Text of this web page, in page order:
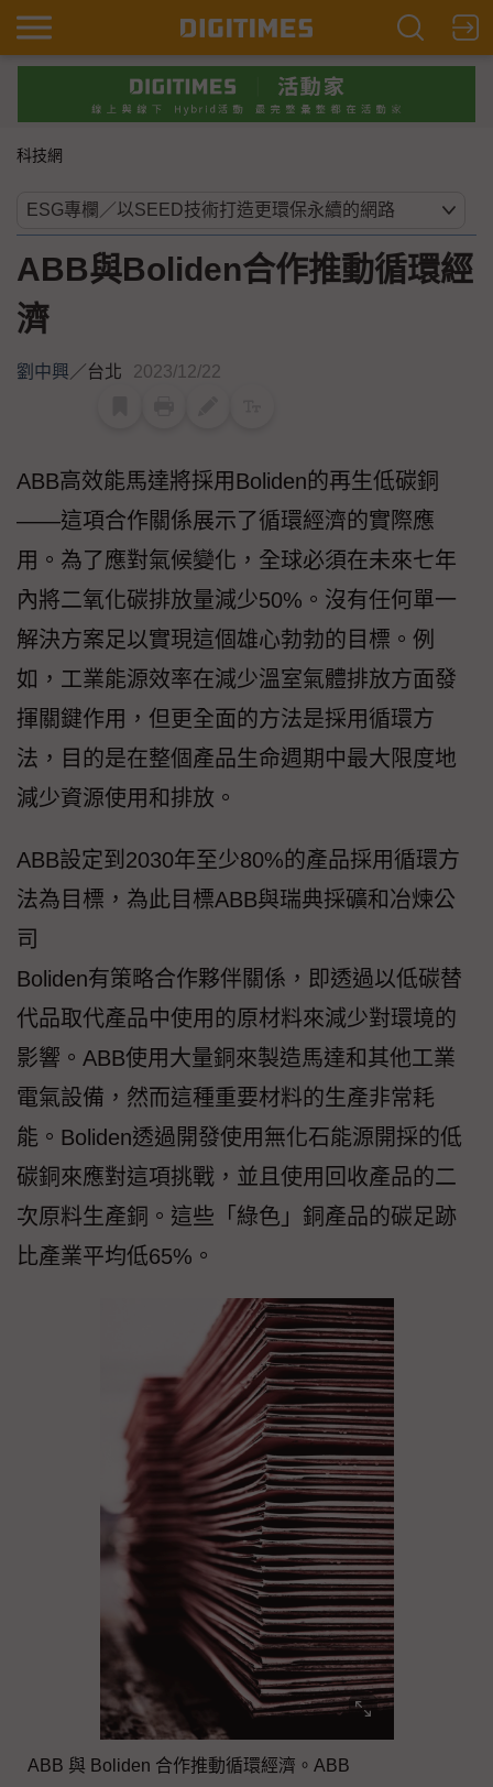
科技網
ABB與Boliden合作推動循環經
濟
劉中興／台北 2023/12/22
ABB高效能馬達將採用Boliden的再生低碳銅
——這項合作關係展示了循環經濟的實際應
用。為了應對氣候變化，全球必須在未來七年
內將二氧化碳排放量減少50%。沒有任何單一
解決方案足以實現這個雄心勃勃的目標。例
如，工業能源效率在減少溫室氣體排放方面發
揮關鍵作用，但更全面的方法是採用循環方
法，目的是在整個產品生命週期中最大限度地
減少資源使用和排放。
ABB設定到2030年至少80%的產品採用循環方
法為目標，為此目標ABB與瑞典採礦和冶煉公
司
Boliden有策略合作夥伴關係，即透過以低碳替
代品取代產品中使用的原材料來減少對環境的
影響。ABB使用大量銅來製造馬達和其他工業
電氣設備，然而這種重要材料的生產非常耗
能。Boliden透過開發使用無化石能源開採的低
碳銅來應對這項挑戰，並且使用回收產品的二
次原料生產銅。這些「綠色」銅產品的碳足跡
比產業平均低65%。
ABB 與 Boliden 合作推動循環經濟。ABB